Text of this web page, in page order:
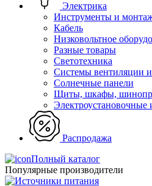
Электрика
Инструменты и
Кабель
Низковольтное
Разные товары
Светотехника
Системы вентиляции и
Солнечные панели
Щиты, шкафы,
Электроустановочные
Распродажа
Полный каталог
Популярные производители